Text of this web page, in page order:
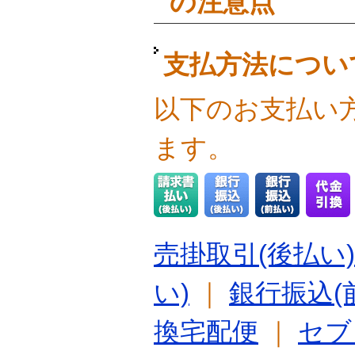
支払方法につい
以下のお支払い
ます。
売掛取引(後払い)
い) ｜ 銀行振込(
換宅配便 ｜ セ